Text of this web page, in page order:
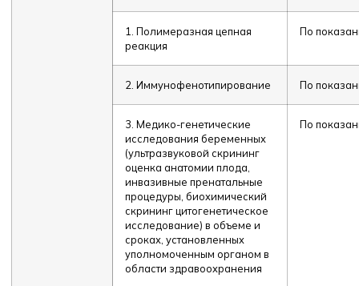
1. Полимеразная цепная
реакция
По
2. Иммунофенотипирование По
3. Медико-генетические
исследования беременных
(ультразвуковой скрининг
оценка анатомии плода,
инвазивные пренатальные
процедуры, биохимический
скрининг цитогенетическое
исследование) в объеме и
сроках, установленных
уполномоченным органом в
области здравоохранения
По